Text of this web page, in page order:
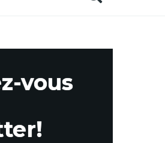
vous